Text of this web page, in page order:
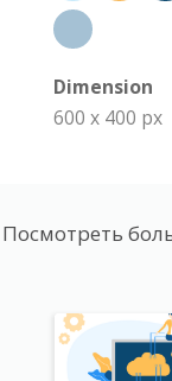
Dimension
600 x 400 px
Посмотреть